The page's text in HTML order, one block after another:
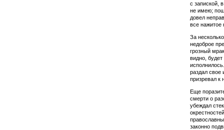
с запиской,
не имею;
довел
все нажитое
За
недоброе
грозный
видно,
раздал свое
призревал к
Еще
смерти о
убеждал
законно